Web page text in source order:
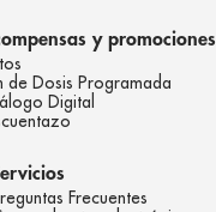
y promociones
de Dosis Programada
Digital
Frecuentes